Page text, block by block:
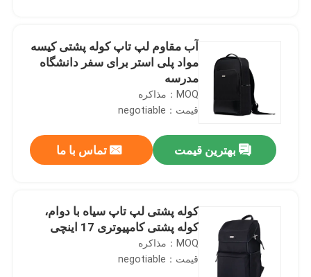
محصولات
آب مقاوم لپ تاپ کوله پشتی کیسه
مواد پلی استر برای سفر دانشگاه
مدرسه
MOQ：مذاکره
قیمت：negotiable
بهترین قیمت تماس با ما
کوله پشتی لپ تاپ سیاه با دوام،
کوله پشتی کامپیوتری 17 اینچی
MOQ：مذاکره
قیمت：negotiable